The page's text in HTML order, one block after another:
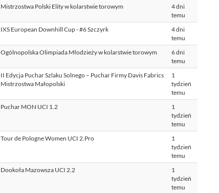
Mistrzostwa Polski Elity w kolarstwie torowym
4 dni
temu
IXS European Downhill Cup - #6 Szczyrk
4 dni
temu
Ogólnopolska Olimpiada Młodzieży w kolarstwie torowym
6 dni
temu
II Edycja Puchar Szlaku Solnego – Puchar Firmy Davis Fabrics
Mistrzostwa Małopolski
1
tydzień
temu
Puchar MON UCI 1.2
1
tydzień
temu
Tour de Pologne Women UCI 2.Pro
1
tydzień
temu
Dookoła Mazowsza UCI 2.2
1
tydzień
temu